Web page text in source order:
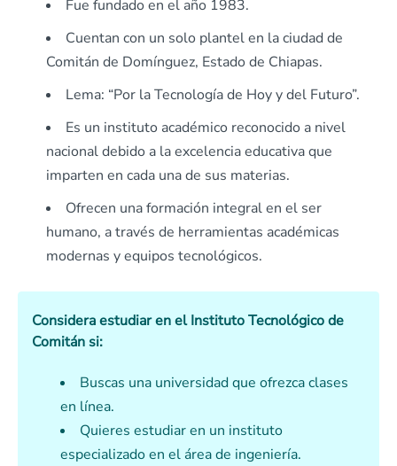
Fue fundado en el año 1983.
Cuentan con un solo plantel en la ciudad de
Comitán de Domínguez, Estado de Chiapas.
Lema: “Por la Tecnología de Hoy y del Futuro”.
Es un instituto académico reconocido a nivel
nacional debido a la excelencia educativa que
imparten en cada una de sus materias.
Ofrecen una formación integral en el ser
humano, a través de herramientas académicas
modernas y equipos tecnológicos.
Considera estudiar en el Instituto Tecnológico de
Comitán si:
Buscas una universidad que ofrezca clases
en línea.
Quieres estudiar en un instituto
especializado en el área de ingeniería.